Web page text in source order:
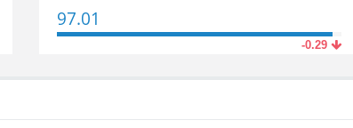
97.01
-0.29